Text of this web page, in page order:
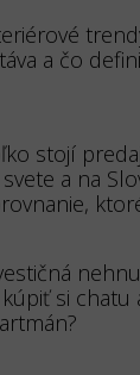
a čo
stojí
a na
si chatu